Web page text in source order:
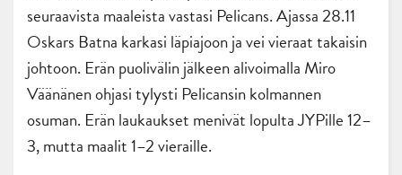
seuraavista maaleista vastasi Pelicans. Ajassa 28.11
Oskars Batna karkasi läpiajoon ja vei vieraat takaisin
johtoon. Erän puolivälin jälkeen alivoimalla Miro
Väänänen ohjasi tylysti Pelicansin kolmannen
osuman. Erän laukaukset menivät lopulta JYPille 12–
3, mutta maalit 1–2 vieraille.